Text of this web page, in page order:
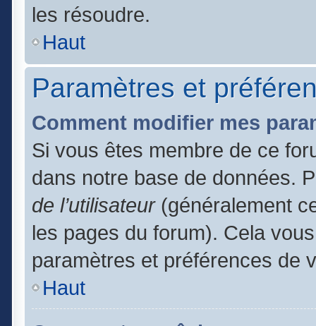
les résoudre.
Haut
Paramètres et
Comment modifier mes
Si vous êtes membre de ce
dans notre base de données.
de l’utilisateur(généralement
les pages du forum). Cela
paramètres et préférences de
Haut